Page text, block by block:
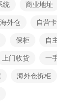
统 商业地址
外仓 自营
保柜 自
上门收货 一
海外仓拆柜